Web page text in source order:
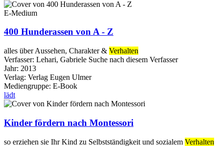
E-Medium
400 Hunderassen von A - Z
alles über Aussehen, Charakter & Verhalten
Verfasser: Lehari, Gabriele Suche nach diesem Verfasser
Jahr: 2013
Verlag: Verlag Eugen Ulmer
Mediengruppe: E-Book
lädt
Kinder fördern nach Montessori
so erziehen sie Ihr Kind zu Selbstständigkeit und sozialem Verhalten